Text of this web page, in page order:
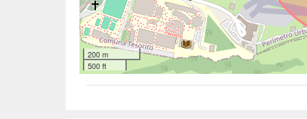
200 m
500 ft